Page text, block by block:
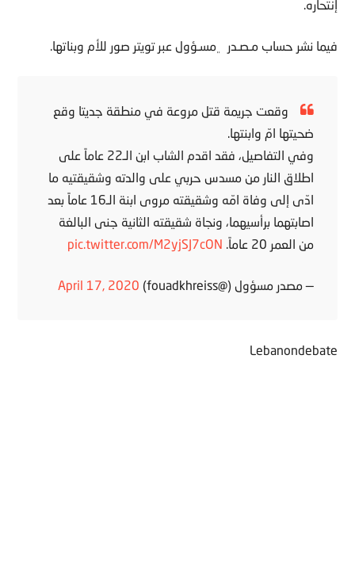
إنتحاره.
فيما نشر حساب مـصـدر ‏﮼مسـؤول عبر تويتر صور للأم وبناتها.
وقعت جريمة قتل مروعة في منطقة جديتا وقع
ضحيتها امّ وابنتها.
وفي التفاصيل، فقد اقدم الشاب ابن الـ22 عاماً على
اطلاق النار من مسدس حربي على والدته وشقيقتيه ما
ادّى إلى وفاة امّه وشقيقته مروى ابنة الـ16 عاماً بعد
اصابتهما برأسيهما، ونجاة شقيقته الثانية جنى البالغة
من العمر 20 عاماً.
pic.twitter.com/M2yjSJ7cON
— مصدر مسؤول (@fouadkhreiss) April 17, 2020
Lebanondebate